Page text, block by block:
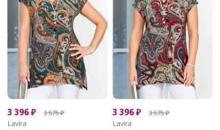
3 396₽ 3 575₽
Lavira
3 396₽ 3 575₽
Lavira